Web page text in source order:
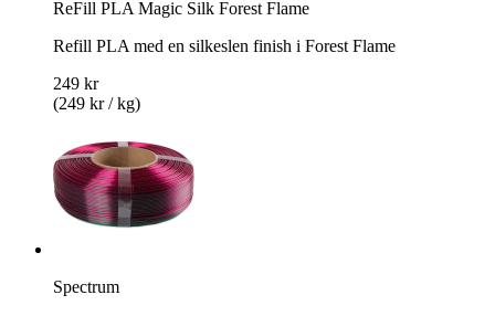
ReFill PLA Magic Silk Forest Flame
Refill PLA med en silkeslen finish i Forest Flame
249 kr
(249 kr / kg)
Spectrum